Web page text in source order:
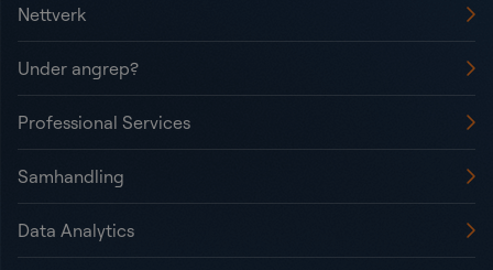
Nettverk
Under angrep?
Professional Services
Samhandling
Data Analytics